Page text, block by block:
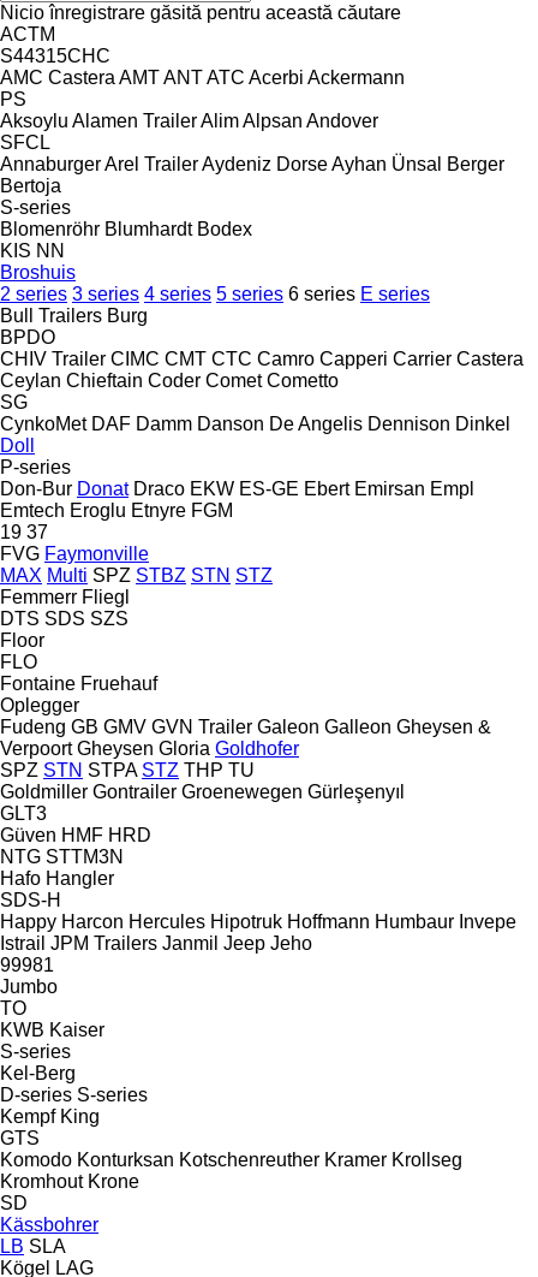
Nicio înregistrare găsită pentru această căutare
ACTM
S44315CHC
AMC Castera AMTANTATC Acerbi Ackermann
PS
Aksoylu Alamen TrailerAlimAlpsan Andover
SFCL
AnnaburgerArel TrailerAydeniz DorseAyhan Ünsal
Berger
Bertoja
S-series
Blomenröhr Blumhardt Bodex
KIS NN
Broshuis
2 series 3 series 4 series 5 series 6 series E series
Bull Trailers Burg
BPDO
CHIV Trailer CIMC CMT CTC Camro Capperi Carrier Castera
Ceylan Chieftain Coder Comet Cometto
SG
CynkoMet DAF Damm Danson De Angelis Dennison Dinkel
Doll
P-series
Don-Bur Donat Draco EKW ES-GE Ebert Emirsan Empl
Emtech Eroglu Etnyre FGM
19 37
FVG Faymonville
MAX Multi SPZ STBZ STN STZ
Femmerr Fliegl
DTS SDS SZS
Floor
FLO
Fontaine Fruehauf
Oplegger
Fudeng GB GMV GVN Trailer Galeon Galleon Gheysen &
Verpoort Gheysen Gloria Goldhofer
SPZ STN STPA STZ THP TU
Goldmiller Gontrailer Groenewegen Gürleşenyıl
GLT3
Güven HMF HRD
NTG STTM3N
Hafo Hangler
SDS-H
Happy Harcon Hercules Hipotruk Hoffmann Humbaur Invepe
Istrail JPM Trailers Janmil Jeep Jeho
99981
Jumbo
TO
KWB Kaiser
S-series
Kel-Berg
D-series S-series
Kempf King
GTS
Komodo Konturksan Kotschenreuther Kramer Krollseg
Kromhout Krone
SD
Kässbohrer
LB SLA
Kögel
LAG